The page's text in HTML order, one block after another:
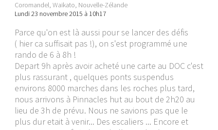
Coromandel, Waikato, Nouvelle-Zélande
Lundi 23 novembre 2015 à 10h17
Parce qu'on est là aussi pour se lancer des défis
( hier ca suffisait pas !), on s'est programmé une
rando de 6 à 8h !
Depart 9h après avoir acheté une carte au DOC c'est
plus rassurant , quelques ponts suspendus
environs 8000 marches dans les roches plus tard,
nous arrivons à Pinnacles hut au bout de 2h20 au
lieu de 3h de prévu. Nous ne savions pas que le
plus dur etait à venir... Des escaliers ... Encore et